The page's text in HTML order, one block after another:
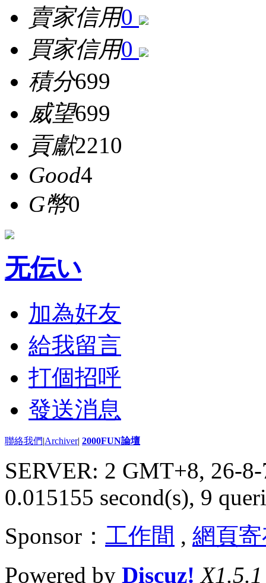
賣家信用0
買家信用0
積分699
威望699
貢獻2210
Good4
G幣0
无伝い
加為好友
給我留言
打個招呼
發送消息
聯絡我們|Archiver| 2000FUN論壇
SERVER: 2 GMT+8, 26-
0.015155 second(s), 9
Sponsor： 工作間 , 網頁
Powered by Discuz! X1.5.1